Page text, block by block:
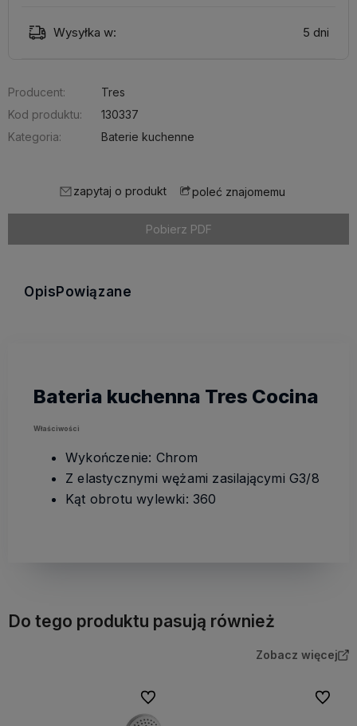
Wysyłka w: 5 dni
Producent:
Tres
Kod produktu:
130337
Kategoria:
Baterie kuchenne
zapytaj o produkt poleć znajomemu
Pobierz PDF
Opis Powiązane
Bateria kuchenna Tres Cocina
Właściwości
Wykończenie: Chrom
Z elastycznymi wężami zasilającymi G3/8
Kąt obrotu wylewki: 360
Do tego produktu pasują również
Zobacz więcej
Do ulubionych Do